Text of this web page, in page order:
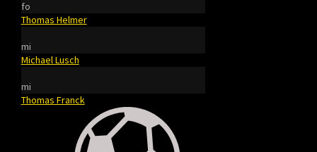
fo
Thomas Helmer
mi
Michael Lusch
mi
Thomas Franck